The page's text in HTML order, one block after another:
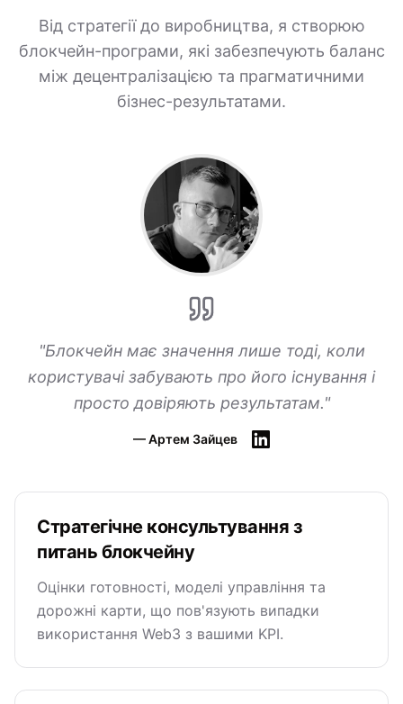
Від стратегії до виробництва, я створюю
блокчейн-програми, які забезпечують баланс
між децентралізацією та прагматичними
бізнес-результатами.
"Блокчейн має значення лише тоді, коли
користувачі забувають про його існування і
просто довіряють результатам."
—Артем Зайцев
Стратегічне консультування з
питань блокчейну
Оцінки готовності, моделі управління та
дорожні карти, що пов'язують випадки
використання Web3 з вашими KPI.